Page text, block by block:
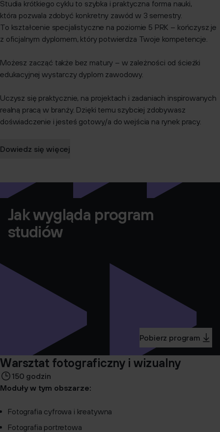
Studia krótkiego cyklu to szybka i praktyczna forma nauki,
która pozwala zdobyć konkretny zawód w 3 semestry.
To kształcenie specjalistyczne na poziomie 5 PRK – kończysz je
z oficjalnym dyplomem, który potwierdza Twoje kompetencje.
Możesz zacząć także bez matury – w zależności od ścieżki
edukacyjnej wystarczy dyplom zawodowy.
Uczysz się praktycznie, na projektach i zadaniach inspirowanych
realną pracą w branży. Dzięki temu szybciej zdobywasz
doświadczenie i jesteś gotowy/a do wejścia na rynek pracy.
Dowiedz się więcej
Jak wygląda program
studiów
Pobierz program
Warsztat fotograficzny i wizualny
150 godzin
Moduły w tym obszarze:
Fotografia cyfrowa i kreatywna
Fotografia portretowa